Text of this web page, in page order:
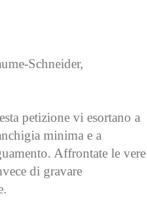
Schneider,
petizione vi esortano a
minima e a
Affrontate le vere
di gravare